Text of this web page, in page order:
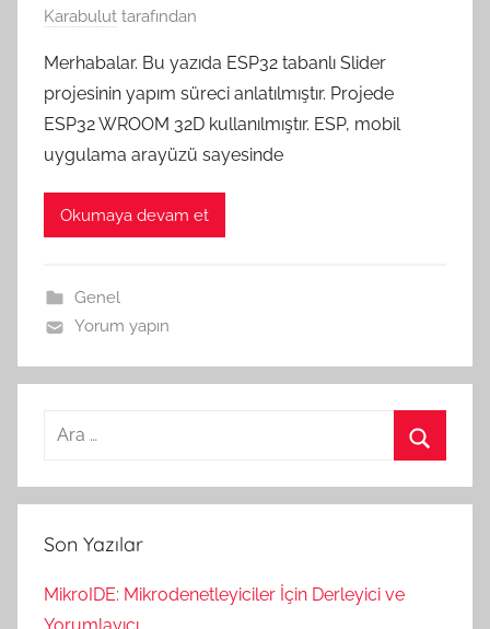
Karabulut tarafından
Merhabalar. Bu yazıda ESP32 tabanlı Slider
projesinin yapım süreci anlatılmıştır. Projede
ESP32 WROOM 32D kullanılmıştır. ESP, mobil
uygulama arayüzü sayesinde
Okumaya devam et
Genel
Yorum yapın
Arama:
Son Yazılar
MikroIDE: Mikrodenetleyiciler İçin Derleyici ve
Yorumlayıcı